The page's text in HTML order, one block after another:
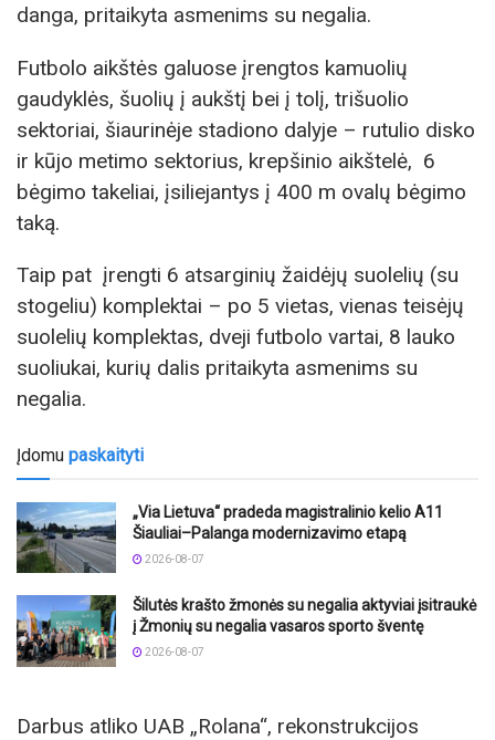
danga, pritaikyta asmenims su negalia.
Futbolo aikštės galuose įrengtos kamuolių
gaudyklės, šuolių į aukštį bei į tolį, trišuolio
sektoriai, šiaurinėje stadiono dalyje – rutulio disko
ir kūjo metimo sektorius, krepšinio aikštelė, 6
bėgimo takeliai, įsiliejantys į 400 m ovalų bėgimo
taką.
Taip pat įrengti 6 atsarginių žaidėjų suolelių (su
stogeliu) komplektai – po 5 vietas, vienas teisėjų
suolelių komplektas, dveji futbolo vartai, 8 lauko
suoliukai, kurių dalis pritaikyta asmenims su
negalia.
Įdomu paskaityti
„Via Lietuva“ pradeda magistralinio kelio A11
Šiauliai–Palanga modernizavimo etapą
2026-08-07
Šilutės krašto žmonės su negalia aktyviai įsitraukė
į Žmonių su negalia vasaros sporto šventę
2026-08-07
Darbus atliko UAB „Rolana“, rekonstrukcijos